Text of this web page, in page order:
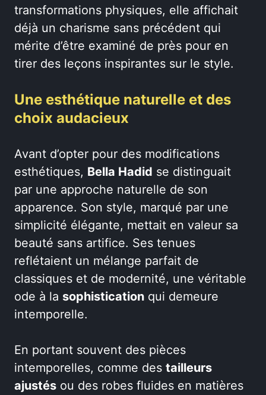
transformations physiques, elle affichait
déjà un charisme sans précédent qui
mérite d’être examiné de près pour en
tirer des leçons inspirantes sur le style.
Une esthétique naturelle et des
choix audacieux
Avant d’opter pour des modifications
esthétiques, Bella Hadid se distinguait
par une approche naturelle de son
apparence. Son style, marqué par une
simplicité élégante, mettait en valeur sa
beauté sans artifice. Ses tenues
reflétaient un mélange parfait de
classiques et de modernité, une véritable
ode à la sophistication qui demeure
intemporelle.
En portant souvent des pièces
intemporelles, comme des tailleurs
ajustés ou des robes fluides en matières